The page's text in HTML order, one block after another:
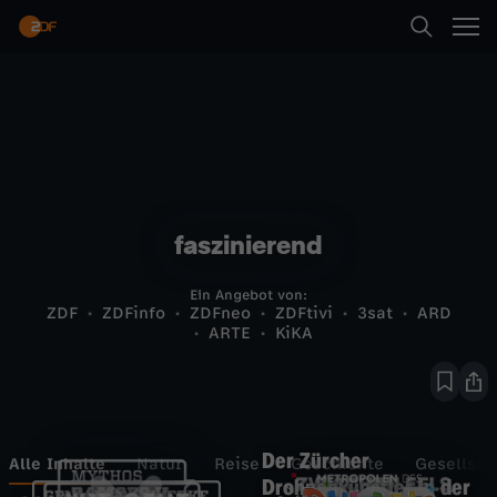
faszinierend
Ein Angebot von:
ZDF ZDFinfo ZDFneo ZDFtivi 3sat
ARD
ARTE
KiKA
Alle Inhalte Natur Reise Geschichte
Der Zürcher
Drohnenkünstler in der